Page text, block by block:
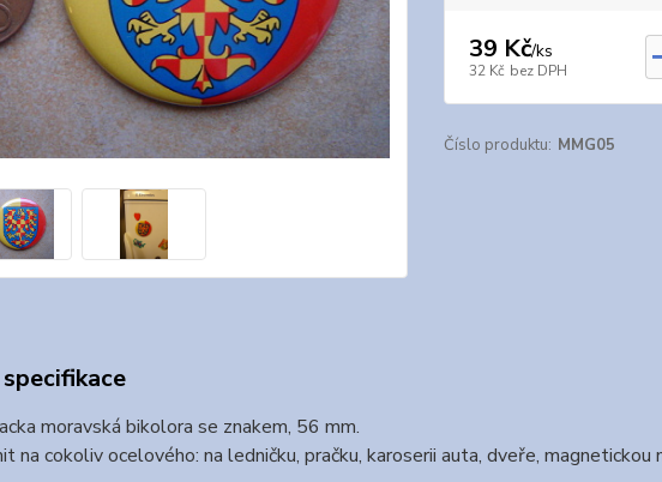
39 Kč/ks
32 Kč bez DPH
Číslo produktu: MMG05
moravská bikolora se znakem, 56 mm.
na cokoliv ocelového: na ledničku, pračku, karoserii auta, dveře, magnetickou